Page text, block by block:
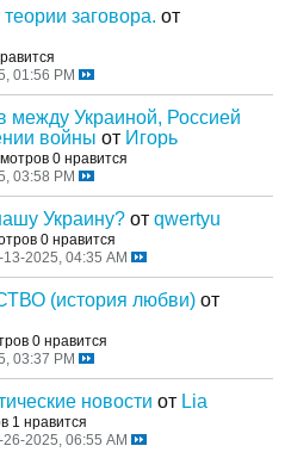
заговора. от
01:56 PM
между Украиной, Россией
войны от Игорь
0 нравится
03:58 PM
Украину? от qwertyu
0 нравится
13-2025, 04:35 AM
(история любви) от
0 нравится
03:37 PM
новости от Lia
1 нравится
26-2025, 06:55 AM